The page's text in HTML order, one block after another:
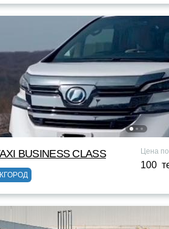
BUSINESS CLASS Цена
100